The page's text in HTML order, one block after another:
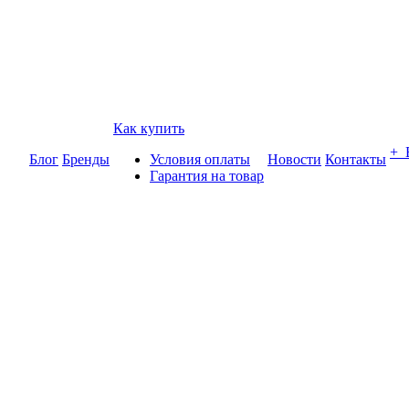
Блог Бренды
Как купить
Условия оплаты
Гарантия на товар
Новости Контакты +